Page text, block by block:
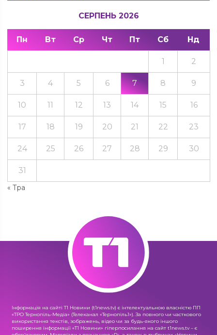
СЕРПЕНЬ 2026
Пн Вт Ср Чт Пт Сб Нд
« Тра
1 2
3 4 5 6 7 8 9
10 11 12 13 14 15 16
17 18 19 20 21 22 23
24 25 26 27 28 29 30
31
Інформація на сайті Т1 Новини (t1news.tv) є інтелектуальною власністю ПП
«ТРО Тернопіль-Медіа» (Телеканал «Тернопіль1»). За повного чи часткового
використання текстів, зображень, відео чи за будь-якого іншого
поширення інформації «Т1 Новини» гіперпосилання на сайт t1news.tv – є